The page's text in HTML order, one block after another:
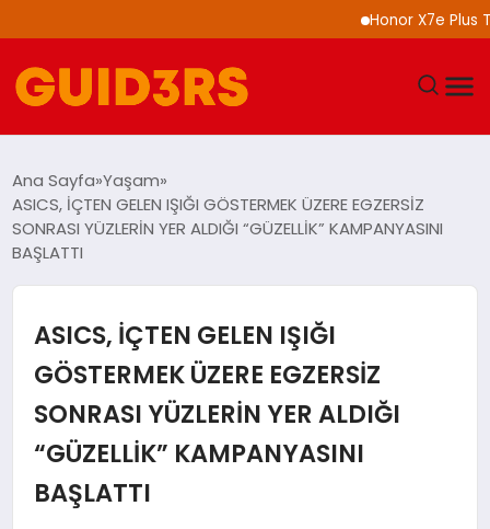
Honor X7e Plus
YAŞAM
SPOR
SAĞLIK
EKONOMI
MAGAZIN
Ana Sayfa Yaşam
ASICS, İÇTEN GELEN IŞIĞI GÖSTERMEK ÜZERE EGZERSİZ
SONRASI YÜZLERİN YER ALDIĞI “GÜZELLİK” KAMPANYASINI
BAŞLATTI
ASICS, İÇTEN GELEN IŞIĞI
GÖSTERMEK ÜZERE EGZERSİZ
SONRASI YÜZLERİN YER ALDIĞI
“GÜZELLİK” KAMPANYASINI
BAŞLATTI